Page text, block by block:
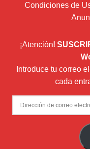
Condiciones de
¡Atención!
Introduce tu correo
cada
Dirección
de